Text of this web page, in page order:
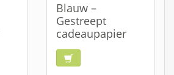
Blauw –
Gestreept
cadeaupapier